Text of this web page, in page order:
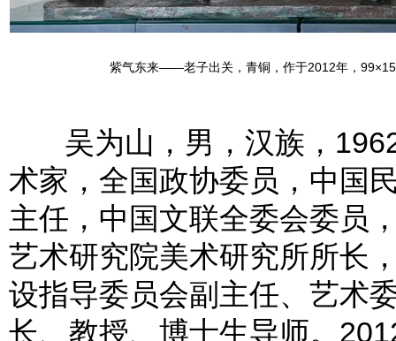
紫气东来——老子出关，青铜，作于2012年，
吴为山，男，汉族，1962
术家，全国政协委员，中国
主任，中国文联全委会委员
艺术研究院美术研究所所长
设指导委员会副主任、艺术
长、教授、博士生导师。